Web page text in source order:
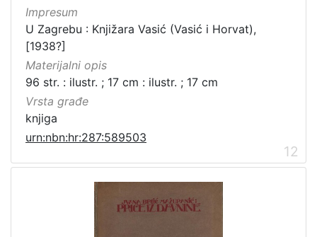
Impresum
U Zagrebu : Knjižara Vasić (Vasić i Horvat),
[1938?]
Materijalni opis
96 str. : ilustr. ; 17 cm : ilustr. ; 17 cm
Vrsta građe
knjiga
urn:nbn:hr:287:589503
12